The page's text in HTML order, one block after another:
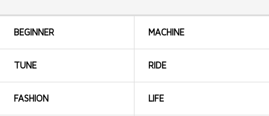
BEGINNER MACHINE
TUNE RIDE
FASHION LIFE